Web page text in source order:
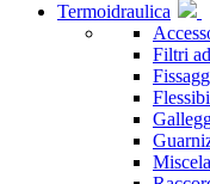
Termoidraulica
Filtri